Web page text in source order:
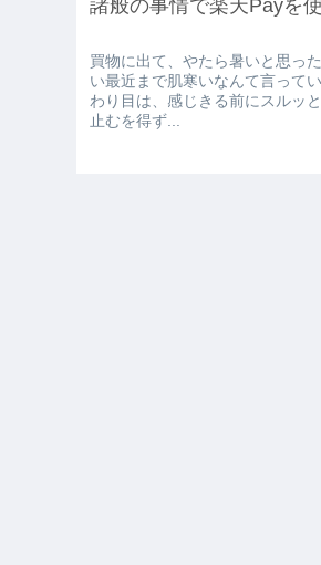
諸般の事情で楽天Payを
買物に出て、やたら暑いと思っ
い最近まで肌寒いなんて言って
わり目は、感じきる前にスルッ
止むを得ず...